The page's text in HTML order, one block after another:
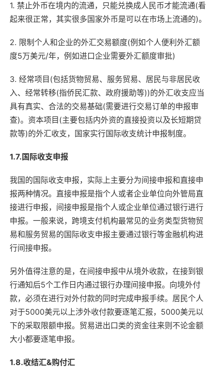
1. 禁止外币在境内的流通，只能兑换成人民币才能流通(看
起来很正常，其实很多国家外币是可以在市场上流通的)。
2. 限制个人和企业的外汇交易额度(例如个人便利外汇额
度5万美元/年，例如进口企业需要外汇额度审批)
3. 经常项目(包括货物贸易、服务贸易、居民与非居民收
入、经常转移(指侨民汇款、政府援助等))的外汇收支应当
具有真实、合法的交易基础(需要进行交易订单的申报审
查)。资本项目(主要包括内外资的直接投资以及长短期贷
款等)的外汇收支，国家实行国际收支统计申报制度。
1.7.国际收支申报
我国的国际收支申报，实际上主要分为间接申报和直接申
报两种情况。直接申报是指个人或者企业单位向外管局直
接进行申报，间接申报是指个人或企业单位通过银行进行
申报。一般来说，跨境支付机构最常见的业务类型货物贸
易和服务贸易的国际收支申报主要通过银行等金融机构进
行间接申报。
另外值得注意的是，在间接申报中从境外收款，在接到银
行通知后5个工作日内通过银行办理间接申报。向境外付
款，必须在进行对外付款的同时完成申报手续。居民个人
对于5000美元以上涉外收付款要逐笔汇报，5000美元以
下的采取限额申报。贸易进出口类的资金往来则不论金额
大小都要逐笔申报。
1.8.收结汇&购付汇